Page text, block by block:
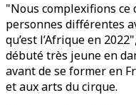
"Nous complexifions ce
personnes différentes
qu’est l’Afrique en
débuté très jeune en
avant de se former en
et aux arts du cirque.